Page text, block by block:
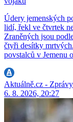
Údery jemenských
lidí, řekl ve čtvrtek
Zraněných jsou
čtyři desítky
povstalců v Jemenu
Aktuálně.cz - Zprávy
6. 8. 2026, 20:27